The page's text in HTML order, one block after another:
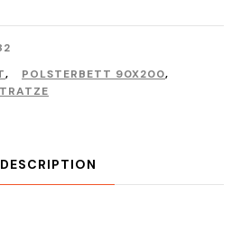
, POLSTERBETT 90X200,
DESCRIPTION